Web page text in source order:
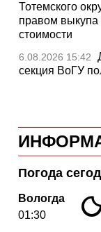
Тотемского
правом выкупа
стоимости
6.08.2026 15:42
секция ВоГУ
силовые шоу
6.08.2026 14:31
поможет
на
6.08.2026 14:00
подтвердила
Погода
Вологда
01:30